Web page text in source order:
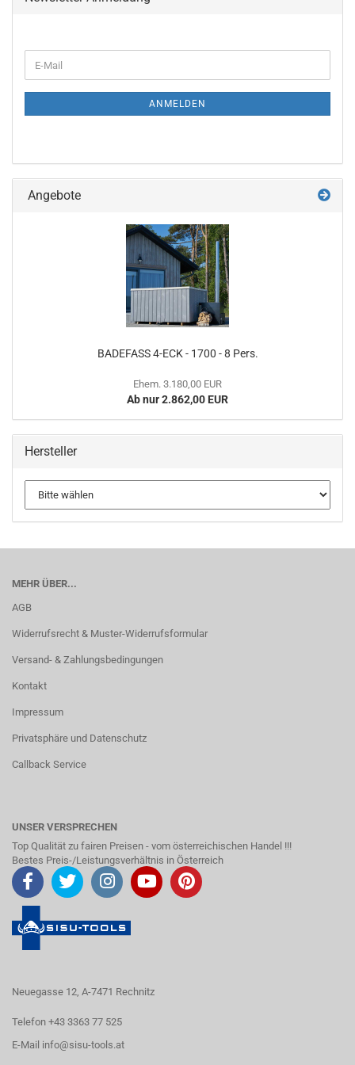
ZUR
E-
Mail
ANMELDEN
Angebote
BADEFASS 4-ECK - 1700 - 8 Pers.
Ehem. 3.180,00 EUR
Ab nur 2.862,00 EUR
Hersteller
MEHR ÜBER...
AGB
Widerrufsrecht & Muster-Widerrufsformular
Versand- & Zahlungsbedingungen
Kontakt
Impressum
Privatsphäre und Datenschutz
Callback Service
UNSER VERSPRECHEN
Top Qualität zu fairen Preisen - vom österreichischen Handel !!!
Bestes Preis-/Leistungsverhältnis in Österreich
Neuegasse 12, A-7471 Rechnitz
Telefon +43 3363 77 525
E-Mail info@sisu-tools.at